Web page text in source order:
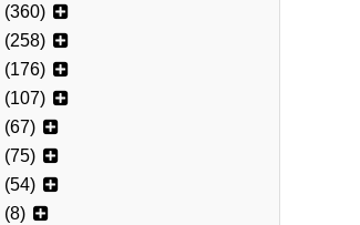
(360)
(258)
(176)
(107)
(67)
(75)
(54)
(8)